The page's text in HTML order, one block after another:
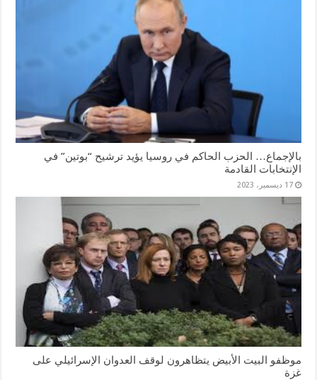
بالإجماع… الحزب الحاكم في روسيا يؤيد ترشيح “بوتين” في
الإنتخابات القادمة
17 ديسمبر، 2023
موظفو البيت الأبيض يتظاهرون لوقف العدوان الإسرائيلي على
غزة